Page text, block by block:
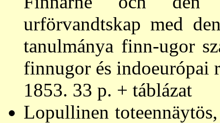
urförvandtskap med
tanulmánya finn-ugor
finnugor és indoeurópai
1853. 33 p. + táblázat
Lopullinen